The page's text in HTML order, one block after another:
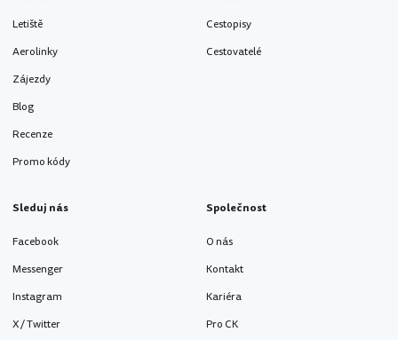
Letiště
Aerolinky
Zájezdy
Blog
Recenze
Promo kódy
Cestopisy
Cestovatelé
Sleduj nás
Facebook
Messenger
Instagram
X / Twitter
Společnost
O nás
Kontakt
Kariéra
Pro CK